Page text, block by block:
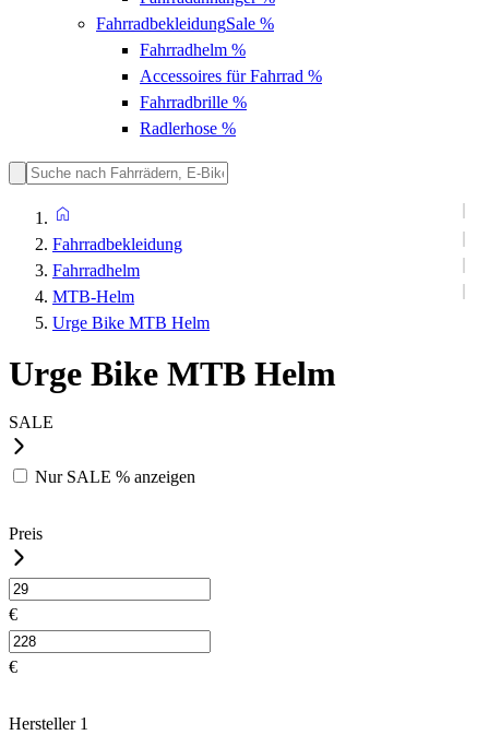
FahrradbekleidungSale %
Fahrradhelm %
Accessoires für Fahrrad %
Fahrradbrille %
Radlerhose %
Fahrradbekleidung
Fahrradhelm
MTB-Helm
Urge Bike MTB Helm
Urge Bike MTB Helm
SALE
Nur SALE % anzeigen
Preis
€
€
Hersteller 1